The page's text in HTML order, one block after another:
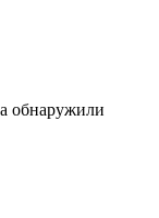
/  АиФ